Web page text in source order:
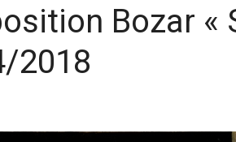
Bozar «
2018